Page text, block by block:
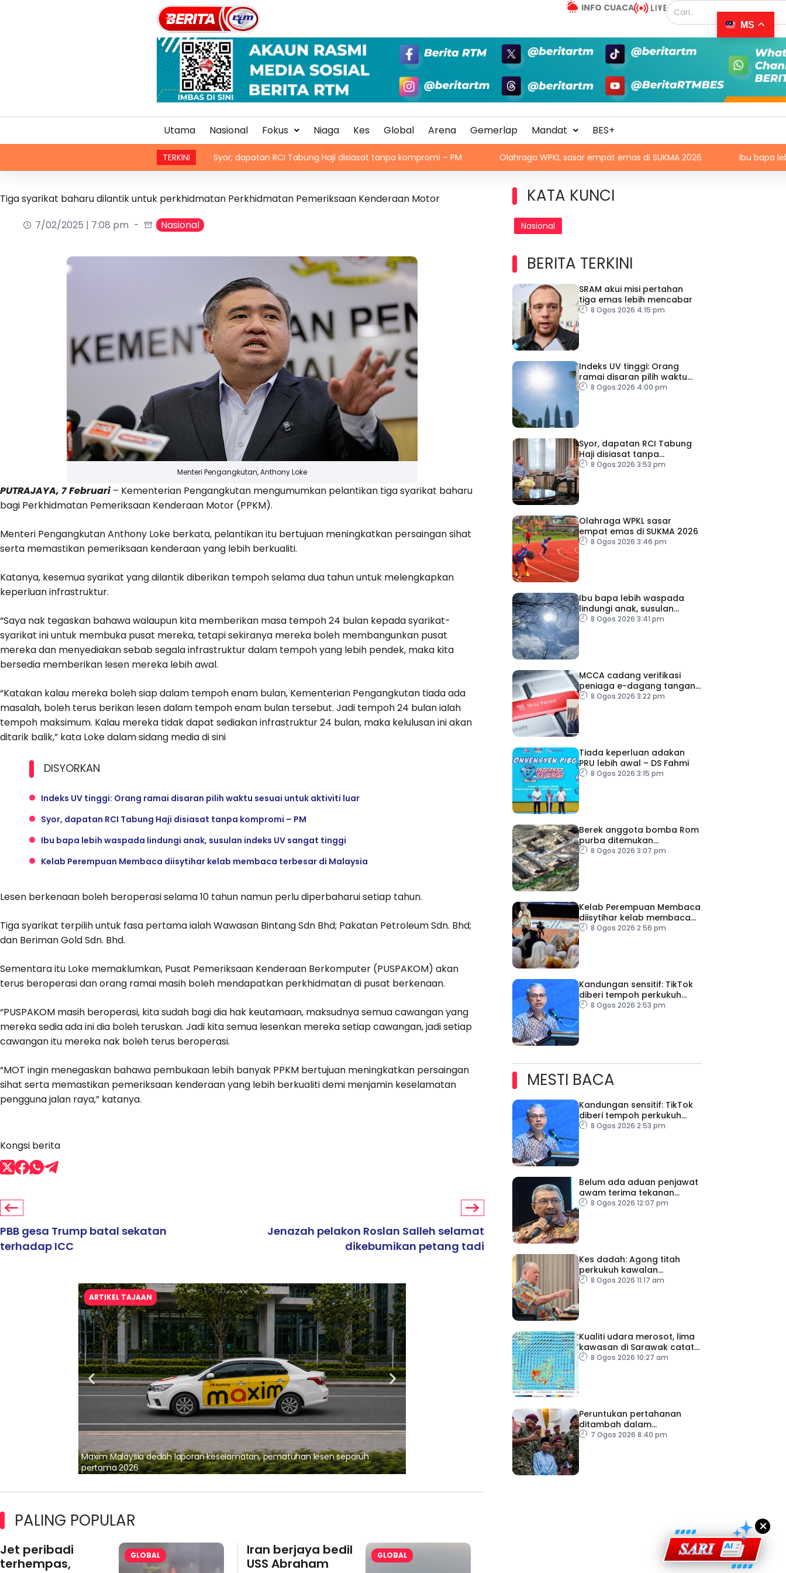
INFO CUACA
Utama Nasional Fokus Niaga Kes Global Arena Gemerlap Mandat BES+
TERKINI
Syor, dapatan RCI Tabung Haji disiasat tanpa kompromi – PM Olahraga WPKL sasar empat emas di SUKMA 2026 Ibu bapa lebih waspada
Tiga syarikat baharu dilantik untuk perkhidmatan Perkhidmatan Pemeriksaan Kenderaan Motor
7/02/2025 | 7:08 pm
Nasional
Menteri Pengangkutan, Anthony Loke
PUTRAJAYA, 7 Februari– Kementerian Pengangkutan mengumumkan pelantikan tiga syarikat baharu
bagi Perkhidmatan Pemeriksaan Kenderaan Motor (PPKM).
Menteri Pengangkutan Anthony Loke berkata, pelantikan itu bertujuan meningkatkan persaingan sihat
serta memastikan pemeriksaan kenderaan yang lebih berkualiti.
Katanya, kesemua syarikat yang dilantik diberikan tempoh selama dua tahun untuk melengkapkan
keperluan infrastruktur.
“Saya nak tegaskan bahawa walaupun kita memberikan masa tempoh 24 bulan kepada syarikat-
syarikat ini untuk membuka pusat mereka, tetapi sekiranya mereka boleh membangunkan pusat
mereka dan menyediakan sebab segala infrastruktur dalam tempoh yang lebih pendek, maka kita
bersedia memberikan lesen mereka lebih awal.
“Katakan kalau mereka boleh siap dalam tempoh enam bulan, Kementerian Pengangkutan tiada ada
masalah, boleh terus berikan lesen dalam tempoh enam bulan tersebut. Jadi tempoh 24 bulan ialah
tempoh maksimum. Kalau mereka tidak dapat sediakan infrastruktur 24 bulan, maka kelulusan ini akan
ditarik balik,” kata Loke dalam sidang media di sini
DISYORKAN
Indeks UV tinggi: Orang ramai disaran pilih waktu sesuai untuk aktiviti luar
Syor, dapatan RCI Tabung Haji disiasat tanpa kompromi – PM
Ibu bapa lebih waspada lindungi anak, susulan indeks UV sangat tinggi
Kelab Perempuan Membaca diisytihar kelab membaca terbesar di Malaysia
Lesen berkenaan boleh beroperasi selama 10 tahun namun perlu diperbaharui setiap tahun.
Tiga syarikat terpilih untuk fasa pertama ialah Wawasan Bintang Sdn Bhd; Pakatan Petroleum Sdn. Bhd;
dan Beriman Gold Sdn. Bhd.
Sementara itu Loke memaklumkan, Pusat Pemeriksaan Kenderaan Berkomputer (PUSPAKOM) akan
terus beroperasi dan orang ramai masih boleh mendapatkan perkhidmatan di pusat berkenaan.
“PUSPAKOM masih beroperasi, kita sudah bagi dia hak keutamaan, maksudnya semua cawangan yang
mereka sedia ada ini dia boleh teruskan. Jadi kita semua lesenkan mereka setiap cawangan, jadi setiap
cawangan itu mereka nak boleh terus beroperasi.
“MOT ingin menegaskan bahawa pembukaan lebih banyak PPKM bertujuan meningkatkan persaingan
sihat serta memastikan pemeriksaan kenderaan yang lebih berkualiti demi menjamin keselamatan
pengguna jalan raya,” katanya.
Kongsi berita
PBB gesa Trump batal sekatan
terhadap ICC
Jenazah pelakon Roslan Salleh selamat
dikebumikan petang tadi
ARTIKEL TAJAAN
Maxim Malaysia dedah laporan keselamatan, pematuhan lesen separuh
pertama 2026
Ajinomoto (Malaysia) Berhad Perkasa SCORE Marathon 2026 Melalui Kerjasama
aminoVITAL® Bersama Pempengaruh Larian Antarabangsa
PALING POPULAR
Jet peribadi
terhempas,
GLOBAL
Iran berjaya bedil
USS Abraham
GLOBAL
KATA KUNCI
Nasional
BERITA TERKINI
SRAM akui misi pertahan
tiga emas lebih mencabar
8 Ogos 2026 4:15 pm
Indeks UV tinggi: Orang
ramai disaran pilih waktu
sesuai untuk aktiviti luar
8 Ogos 2026 4:00 pm
Syor, dapatan RCI Tabung
Haji disiasat tanpa
kompromi – PM
8 Ogos 2026 3:53 pm
Olahraga WPKL sasar
empat emas di SUKMA 2026
8 Ogos 2026 3:46 pm
Ibu bapa lebih waspada
lindungi anak, susulan
indeks UV sangat tinggi
8 Ogos 2026 3:41 pm
MCCA cadang verifikasi
peniaga e-dagang tangani
lambakan produk import
8 Ogos 2026 3:22 pm
Tiada keperluan adakan
PRU lebih awal – DS Fahmi
8 Ogos 2026 3:15 pm
Berek anggota bomba Rom
purba ditemukan
berhampiran Colosseum
8 Ogos 2026 3:07 pm
Kelab Perempuan Membaca
diisytihar kelab membaca
terbesar di Malaysia
8 Ogos 2026 2:56 pm
Kandungan sensitif: TikTok
diberi tempoh perkukuh
sistem moderasi
8 Ogos 2026 2:53 pm
MESTI BACA
Kandungan sensitif: TikTok
diberi tempoh perkukuh
sistem moderasi
8 Ogos 2026 2:53 pm
Belum ada aduan penjawat
awam terima tekanan
daripada ahli politik
8 Ogos 2026 12:07 pm
Kes dadah: Agong titah
perkukuh kawalan
lapangan terbang, pintu
8 Ogos 2026 11:17 am
Kualiti udara merosot, lima
kawasan di Sarawak catat
IPU tidak sihat
8 Ogos 2026 10:27 am
Peruntukan pertahanan
ditambah dalam
Belanjawan 2027
7 Ogos 2026 8:40 pm
×
MS